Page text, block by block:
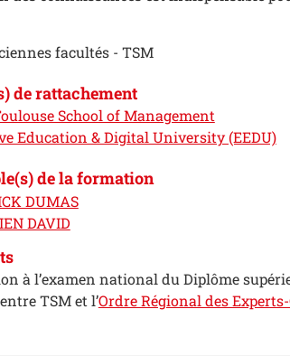
facultés - TSM
de rattachement
School of Management
Education & Digital University (EEDU)
de la formation
DUMAS
DAVID
à l’examen national du Diplôme
TSM et l’Ordre Régional des